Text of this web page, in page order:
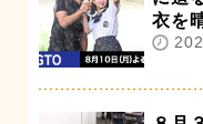
衣を